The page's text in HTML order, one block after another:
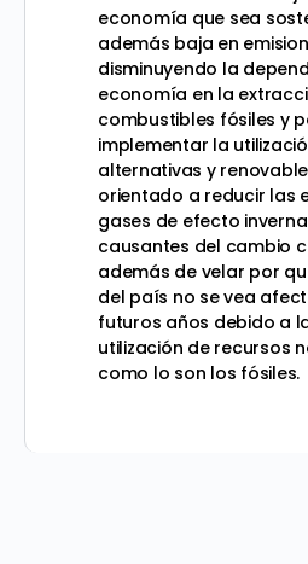
economía que sea
además baja en
disminuyendo la
economía en la
combustibles fósiles y
implementar la
alternativas y
orientado a reducir las
gases de efecto
causantes del cambio
además de velar por
del país no se vea
futuros años debido a
utilización de recursos
como lo son los fósiles.